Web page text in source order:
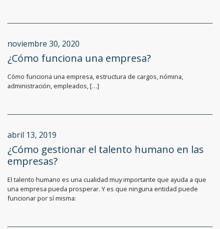
noviembre 30, 2020
¿Cómo funciona una empresa?
Cómo funciona una empresa, estructura de cargos, nómina,
administración, empleados, […]
abril 13, 2019
¿Cómo gestionar el talento humano en las
empresas?
El talento humano es una cualidad muy importante que ayuda a que
una empresa pueda prosperar. Y es que ninguna entidad puede
funcionar por sí misma: